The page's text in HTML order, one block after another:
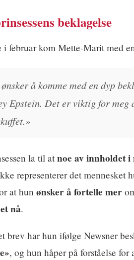
beklagelse
i februar kom Mette-Marit med
ønsker å komme med en dyp
Epstein. Det er viktig for
la til at noe av innholdet i
representerer det mennesket
at hun ønsker å fortelle mer
nå.
brev har hun ifølge Newsner
, og hun håper på forståelse